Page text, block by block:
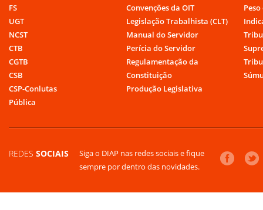
FS
UGT
NCST
CTB
CGTB
CSB
CSP-Conlutas
Pública
Convenções da OIT
Legislação Trabalhista (CLT)
Manual do Servidor
Perícia do Servidor
Regulamentação da
Constituição
Produção Legislativa
REDES SOCIAIS
Siga o DIAP nas redes sociais e fique
sempre por dentro das novidades.